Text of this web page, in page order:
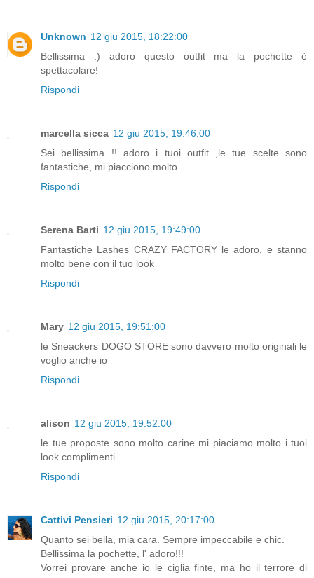
Unknown 12 giu 2015, 18:22:00
Bellissima :) adoro questo outfit ma la pochette è
spettacolare!
Rispondi
marcella sicca 12 giu 2015, 19:46:00
Sei bellissima !! adoro i tuoi outfit ,le tue scelte sono
fantastiche, mi piacciono molto
Rispondi
Serena Barti 12 giu 2015, 19:49:00
Fantastiche Lashes CRAZY FACTORY le adoro, e stanno
molto bene con il tuo look
Rispondi
Mary 12 giu 2015, 19:51:00
le Sneackers DOGO STORE sono davvero molto originali le
voglio anche io
Rispondi
alison 12 giu 2015, 19:52:00
le tue proposte sono molto carine mi piaciamo molto i tuoi
look complimenti
Rispondi
Cattivi Pensieri 12 giu 2015, 20:17:00
Quanto sei bella, mia cara. Sempre impeccabile e chic.
Bellissima la pochette, l' adoro!!!
Vorrei provare anche io le ciglia finte, ma ho il terrore di